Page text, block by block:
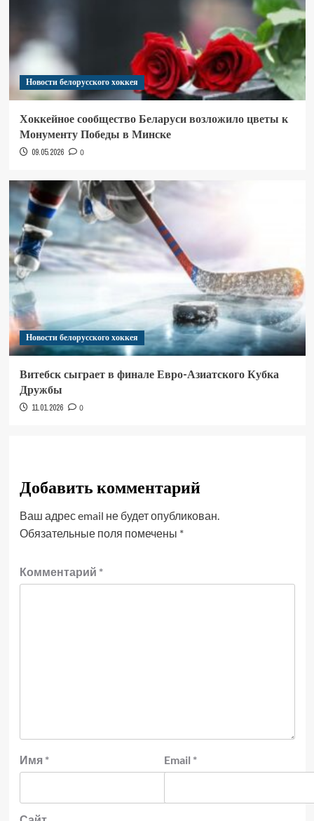
Новости белорусского хоккея
Хоккейное сообщество Беларуси возложило цветы к
Монументу Победы в Минске
09.05.2026 0
Новости белорусского хоккея
Витебск сыграет в финале Евро-Азиатского Кубка
Дружбы
11.01.2026 0
Добавить комментарий
Ваш адрес email не будет опубликован.
Обязательные поля помечены *
Комментарий *
Имя * Email *